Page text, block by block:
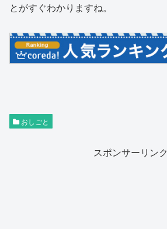
とがすぐわかりますね。
おしごと
スポンサーリンク